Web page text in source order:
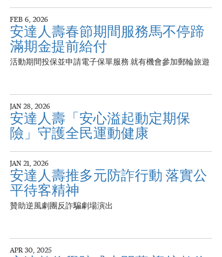
FEB 6, 2026
安達人壽春節期間服務馬不停蹄
滿期金提前給付
活動期間投保並申請電子保單服務 就有機會參加郵輪旅遊
JAN 28, 2026
安達人壽「安心溢起動定期保
險」守護全民運動健康
JAN 21, 2026
安達人壽推多元防詐行動 落實公
平待客精神
贊助逆風劇團反詐騙劇場演出
APR 30, 2025